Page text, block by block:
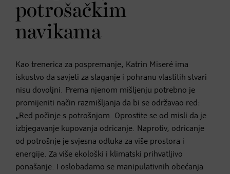
potrošačkim
navikama
Kao trenerica za pospremanje, Katrin Miseré ima
iskustvo da savjeti za slaganje i pohranu vlastitih stvari
nisu dovoljni. Prema njenom mišljenju potrebno je
promijeniti način razmišljanja da bi se održavao red:
„Red počinje s potrošnjom. Oprostite se od misli da je
izbjegavanje kupovanja odricanje. Naprotiv, odricanje
od potrošnje je svjesna odluka za više prostora i
energije. Za više ekološki i klimatski prihvatljivo
ponašanje. I oslobađamo se manipulativnih obećanja